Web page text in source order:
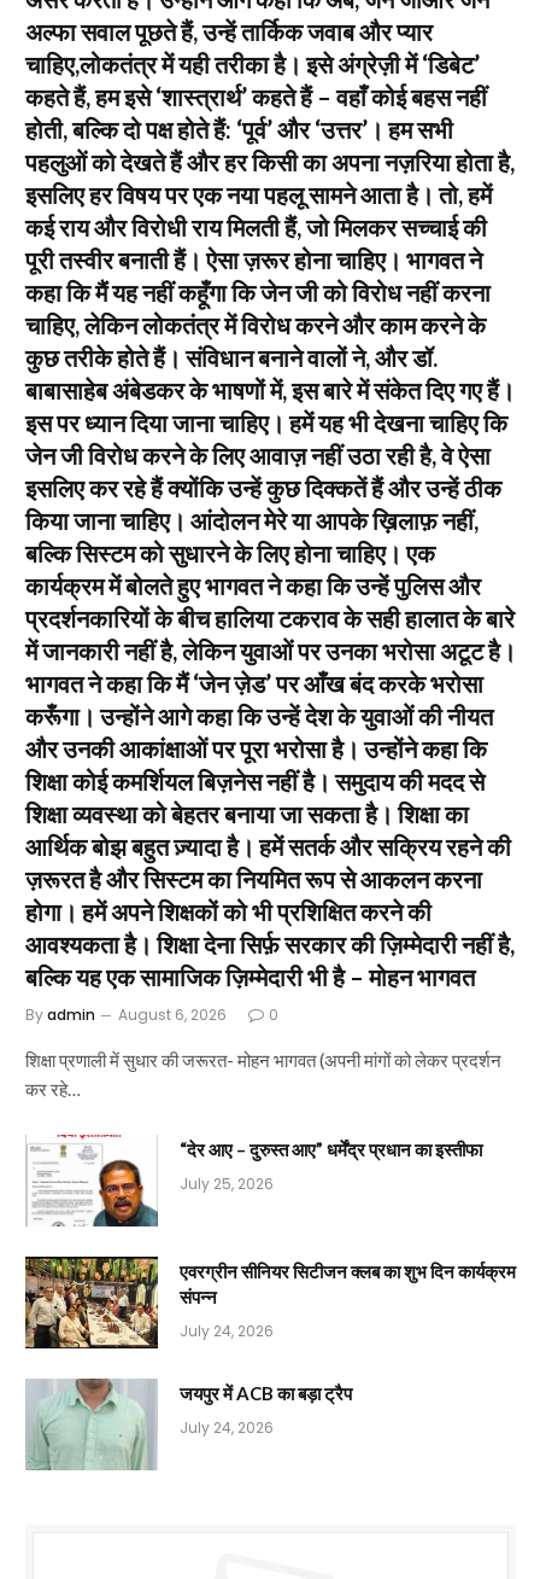
अल्फा सवाल पूछते हैं, उन्हें तार्किक जवाब और प्यार
चाहिए,लोकतंत्र में यही तरीका है। इसे अंग्रेज़ी में ‘डिबेट’
कहते हैं, हम इसे ‘शास्त्रार्थ’ कहते हैं – वहाँ कोई बहस नहीं
होती, बल्कि दो पक्ष होते हैं: ‘पूर्व’ और ‘उत्तर’। हम सभी
पहलुओं को देखते हैं और हर किसी का अपना नज़रिया होता है,
इसलिए हर विषय पर एक नया पहलू सामने आता है। तो, हमें
कई राय और विरोधी राय मिलती हैं, जो मिलकर सच्चाई की
पूरी तस्वीर बनाती हैं। ऐसा ज़रूर होना चाहिए। भागवत ने
कहा कि मैं यह नहीं कहूँगा कि जेन जी को विरोध नहीं करना
चाहिए, लेकिन लोकतंत्र में विरोध करने और काम करने के
कुछ तरीके होते हैं। संविधान बनाने वालों ने, और डॉ.
बाबासाहेब अंबेडकर के भाषणों में, इस बारे में संकेत दिए गए हैं।
इस पर ध्यान दिया जाना चाहिए। हमें यह भी देखना चाहिए कि
जेन जी विरोध करने के लिए आवाज़ नहीं उठा रही है, वे ऐसा
इसलिए कर रहे हैं क्योंकि उन्हें कुछ दिक्कतें हैं और उन्हें ठीक
किया जाना चाहिए। आंदोलन मेरे या आपके ख़िलाफ़ नहीं,
बल्कि सिस्टम को सुधारने के लिए होना चाहिए। एक
कार्यक्रम में बोलते हुए भागवत ने कहा कि उन्हें पुलिस और
प्रदर्शनकारियों के बीच हालिया टकराव के सही हालात के बारे
में जानकारी नहीं है, लेकिन युवाओं पर उनका भरोसा अटूट है।
भागवत ने कहा कि मैं ‘जेन ज़ेड’ पर आँख बंद करके भरोसा
करूँगा। उन्होंने आगे कहा कि उन्हें देश के युवाओं की नीयत
और उनकी आकांक्षाओं पर पूरा भरोसा है। उन्होंने कहा कि
शिक्षा कोई कमर्शियल बिज़नेस नहीं है। समुदाय की मदद से
शिक्षा व्यवस्था को बेहतर बनाया जा सकता है। शिक्षा का
आर्थिक बोझ बहुत ज़्यादा है। हमें सतर्क और सक्रिय रहने की
ज़रूरत है और सिस्टम का नियमित रूप से आकलन करना
होगा। हमें अपने शिक्षकों को भी प्रशिक्षित करने की
आवश्यकता है। शिक्षा देना सिर्फ़ सरकार की ज़िम्मेदारी नहीं है,
बल्कि यह एक सामाजिक ज़िम्मेदारी भी है – मोहन भागवत
Byadmin August 6, 2026 0
शिक्षा प्रणाली में सुधार की जरूरत- मोहन भागवत (अपनी मांगों को लेकर प्रदर्शन
कर रहे…
“देर आए – दुरुस्त आए” धर्मेंद्र प्रधान का इस्तीफा
July 25, 2026
एवरग्रीन सीनियर सिटीजन क्लब का शुभ दिन कार्यक्रम
संपन्न
July 24, 2026
जयपुर में ACB का बड़ा ट्रैप
July 24, 2026